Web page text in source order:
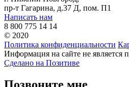
пр-т Гагарина, д.37 Д, пом. П1
Написать нам
8 800 775 14 14
© 2020
Политика конфиденциальности
Информация на сайте не является
Сделано на Позитиве